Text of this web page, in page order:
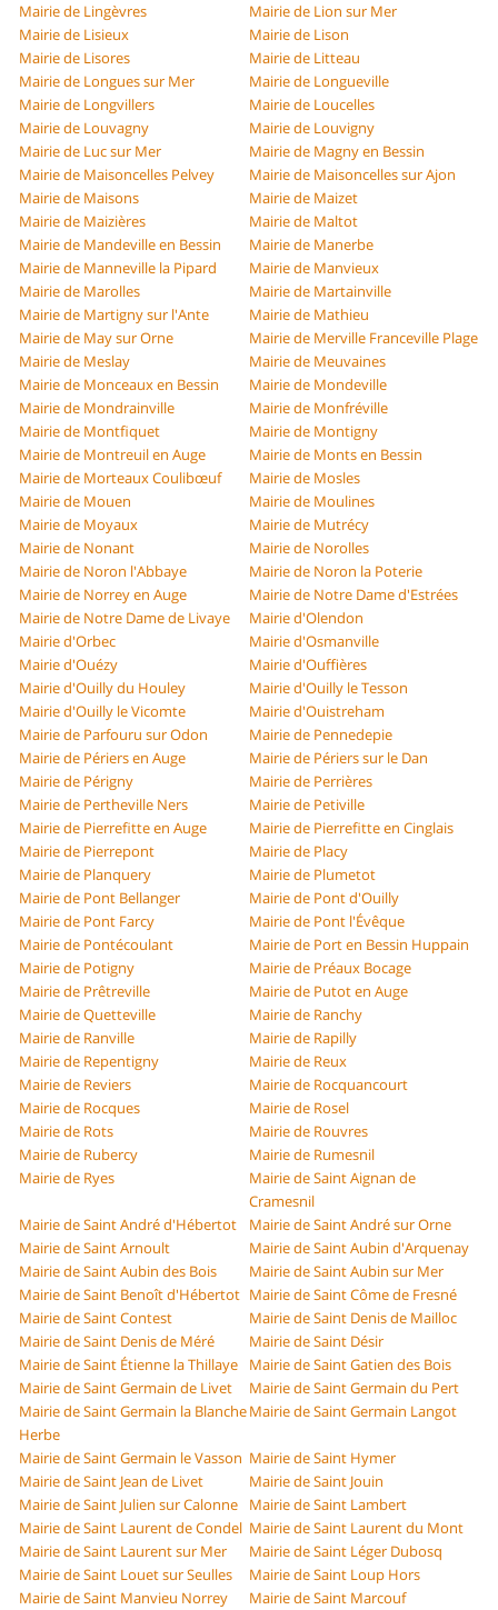
Mairie de Lingèvres
Mairie de Lion sur Mer
Mairie de Lisieux
Mairie de Lison
Mairie de Lisores
Mairie de Litteau
Mairie de Longues sur Mer
Mairie de Longueville
Mairie de Longvillers
Mairie de Loucelles
Mairie de Louvagny
Mairie de Louvigny
Mairie de Luc sur Mer
Mairie de Magny en Bessin
Mairie de Maisoncelles Pelvey
Mairie de Maisoncelles sur Ajon
Mairie de Maisons
Mairie de Maizet
Mairie de Maizières
Mairie de Maltot
Mairie de Mandeville en Bessin
Mairie de Manerbe
Mairie de Manneville la Pipard
Mairie de Manvieux
Mairie de Marolles
Mairie de Martainville
Mairie de Martigny sur l'Ante
Mairie de Mathieu
Mairie de May sur Orne
Mairie de Merville Franceville Plage
Mairie de Meslay
Mairie de Meuvaines
Mairie de Monceaux en Bessin
Mairie de Mondeville
Mairie de Mondrainville
Mairie de Monfréville
Mairie de Montfiquet
Mairie de Montigny
Mairie de Montreuil en Auge
Mairie de Monts en Bessin
Mairie de Morteaux Coulibœuf
Mairie de Mosles
Mairie de Mouen
Mairie de Moulines
Mairie de Moyaux
Mairie de Mutrécy
Mairie de Nonant
Mairie de Norolles
Mairie de Noron l'Abbaye
Mairie de Noron la Poterie
Mairie de Norrey en Auge
Mairie de Notre Dame d'Estrées
Mairie de Notre Dame de Livaye
Mairie d'Olendon
Mairie d'Orbec
Mairie d'Osmanville
Mairie d'Ouézy
Mairie d'Ouffières
Mairie d'Ouilly du Houley
Mairie d'Ouilly le Tesson
Mairie d'Ouilly le Vicomte
Mairie d'Ouistreham
Mairie de Parfouru sur Odon
Mairie de Pennedepie
Mairie de Périers en Auge
Mairie de Périers sur le Dan
Mairie de Périgny
Mairie de Perrières
Mairie de Pertheville Ners
Mairie de Petiville
Mairie de Pierrefitte en Auge
Mairie de Pierrefitte en Cinglais
Mairie de Pierrepont
Mairie de Placy
Mairie de Planquery
Mairie de Plumetot
Mairie de Pont Bellanger
Mairie de Pont d'Ouilly
Mairie de Pont Farcy
Mairie de Pont l'Évêque
Mairie de Pontécoulant
Mairie de Port en Bessin Huppain
Mairie de Potigny
Mairie de Préaux Bocage
Mairie de Prêtreville
Mairie de Putot en Auge
Mairie de Quetteville
Mairie de Ranchy
Mairie de Ranville
Mairie de Rapilly
Mairie de Repentigny
Mairie de Reux
Mairie de Reviers
Mairie de Rocquancourt
Mairie de Rocques
Mairie de Rosel
Mairie de Rots
Mairie de Rouvres
Mairie de Rubercy
Mairie de Rumesnil
Mairie de Ryes
Mairie de Saint Aignan de
Cramesnil
Mairie de Saint André d'Hébertot
Mairie de Saint André sur Orne
Mairie de Saint Arnoult
Mairie de Saint Aubin d'Arquenay
Mairie de Saint Aubin des Bois
Mairie de Saint Aubin sur Mer
Mairie de Saint Benoît d'Hébertot Mairie de Saint Côme de Fresné
Mairie de Saint Contest
Mairie de Saint Denis de Mailloc
Mairie de Saint Denis de Méré
Mairie de Saint Désir
Mairie de Saint Étienne la Thillaye
Mairie de Saint Gatien des Bois
Mairie de Saint Germain de Livet
Mairie de Saint Germain du Pert
Mairie de Saint Germain la Blanche
Herbe
Mairie de Saint Germain Langot
Mairie de Saint Germain le Vasson Mairie de Saint Hymer
Mairie de Saint Jean de Livet
Mairie de Saint Jouin
Mairie de Saint Julien sur Calonne
Mairie de Saint Lambert
Mairie de Saint Laurent de Condel Mairie de Saint Laurent du Mont
Mairie de Saint Laurent sur Mer
Mairie de Saint Léger Dubosq
Mairie de Saint Louet sur Seulles
Mairie de Saint Loup Hors
Mairie de Saint Manvieu Norrey
Mairie de Saint Marcouf